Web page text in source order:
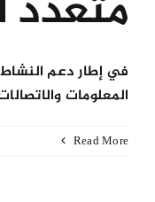
في إطار دعم
المعلومات
Read More